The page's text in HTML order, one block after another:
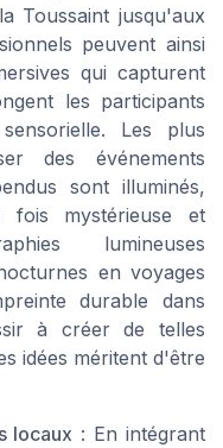
Toussaint jusqu'aux
peuvent ainsi
qui capturent
les participants
Les plus
des événements
sont illuminés,
mystérieuse et
lumineuses
en voyages
durable dans
à créer de telles
idées méritent d'être
locaux : En intégrant